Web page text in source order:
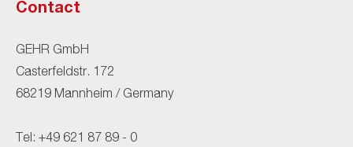
Contact
GEHR GmbH
Casterfeldstr. 172
68219 Mannheim / Germany
Tel: +49 621 87 89 - 0